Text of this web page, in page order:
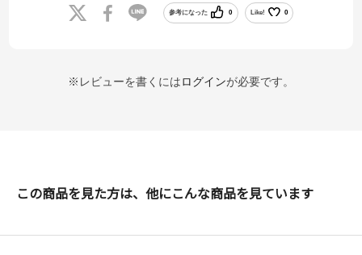
参考になった 0 Like! 0
※レビューを書くにはログインが必要です。
この商品を見た方は、他にこんな商品を見ています